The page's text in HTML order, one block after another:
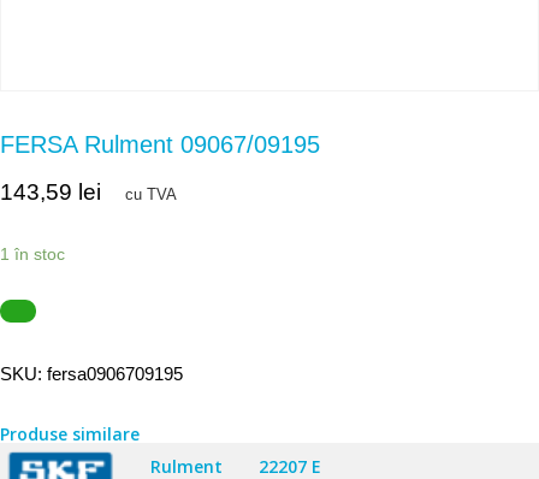
FERSA Rulment 09067/09195
143,59 lei cu TVA
1 în stoc
SKU: fersa0906709195
Produse similare
Rulment
22207 E